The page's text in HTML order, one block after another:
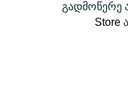
გადმოწერე
Store